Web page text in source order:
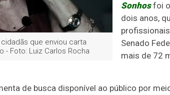
que enviou carta
Foto: Luiz Carlos Rocha
Sonhos foi
dois anos,
Senado
mais de 72
de busca disponível ao público por